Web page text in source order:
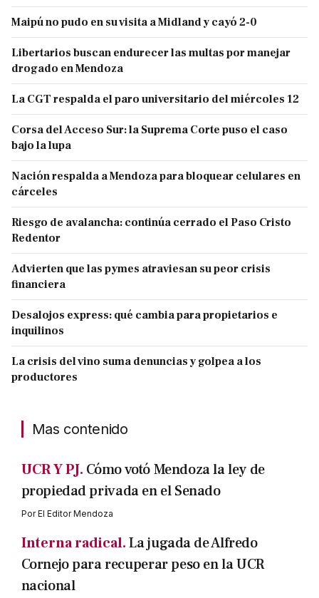
Maipú no pudo en su visita a Midland y cayó 2-0
Libertarios buscan endurecer las multas por manejar
drogado en Mendoza
La CGT respalda el paro universitario del miércoles 12
Corsa del Acceso Sur: la Suprema Corte puso el caso
bajo la lupa
Nación respalda a Mendoza para bloquear celulares en
cárceles
Riesgo de avalancha: continúa cerrado el Paso Cristo
Redentor
Advierten que las pymes atraviesan su peor crisis
financiera
Desalojos express: qué cambia para propietarios e
inquilinos
La crisis del vino suma denuncias y golpea a los
productores
Mas contenido
UCR Y PJ. Cómo votó Mendoza la ley de
propiedad privada en el Senado
PorEl Editor Mendoza
Interna radical.La jugada de Alfredo
Cornejo para recuperar peso en la UCR
nacional